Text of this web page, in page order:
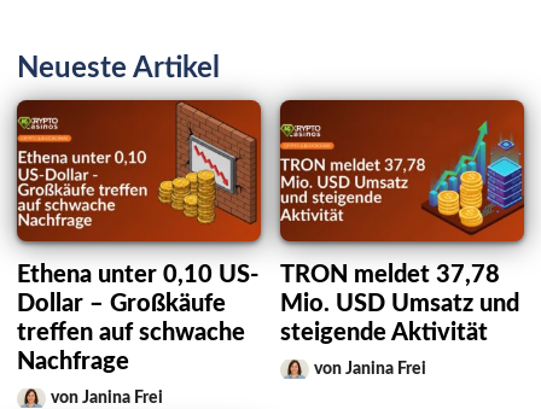
Neueste Artikel
Ethena unter 0,10 US-
Dollar – Großkäufe
treffen auf schwache
Nachfrage
von Janina Frei
TRON meldet 37,78
Mio. USD Umsatz und
steigende Aktivität
von Janina Frei